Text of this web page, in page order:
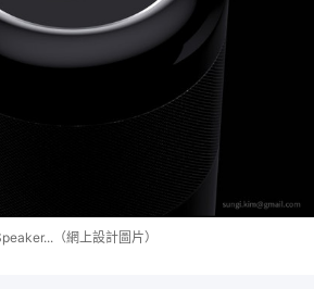
（網上設計圖片）